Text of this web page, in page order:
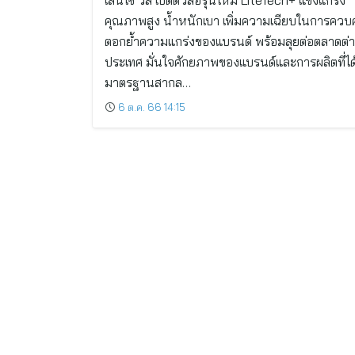
คุณภาพสูง น้ำหนักเบา เพิ่มความเฉียบในการควบ
ตอกย้ำความแกร่งของแบรนด์ พร้อมลุยต่อตลาดต่
ประเทศ มั่นใจศักยภาพของแบรนด์และการผลิตที่ไ
มาตรฐานสากล…
6 ต.ค. 66 14:15